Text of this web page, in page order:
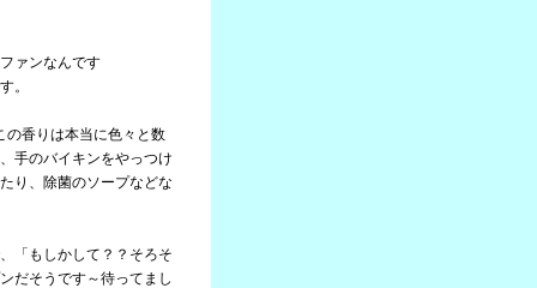
ァンなんです
。
の香りは本当に色々と数
手のバイキンをやっつけ
り、除菌のソープなどな
「もしかして？？そろそ
だそうです～待ってまし